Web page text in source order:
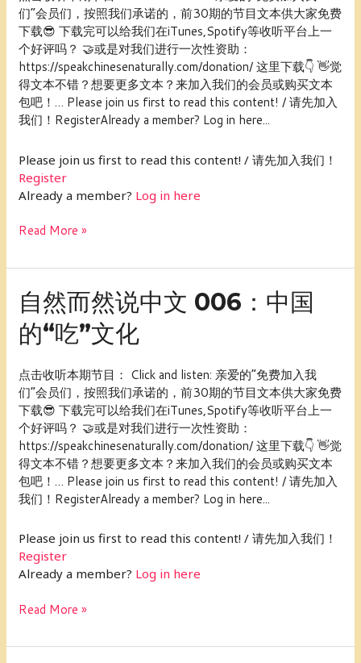
们”会员们，按照我们承诺的，前30期的节目文本供大家免费
下载😎 下载完可以给我们在iTunes,Spotify等收听平台上一
个好评吗？ 🤝或是对我们进行一次性资助：
https://speakchinesenaturally.com/donation/ 这里下载👇 👋觉
得文本不错？想要更多文本？来加入我们的会员或购买文本
包吧！… Please join us first to read this content! / 请先加入
我们！RegisterAlready a member? Log in here...
Please join us first to read this content! / 请先加入我们！
Register
Already a member? Log in here
中
文
007：
拿
什
么
拯
救
的
拖
延
(上)
Read More »
自然而然说中文 006：中国
的“吃”文化
点击收听本期节目： Click and listen: 亲爱的“免费加入我
们”会员们，按照我们承诺的，前30期的节目文本供大家免费
下载😎 下载完可以给我们在iTunes,Spotify等收听平台上一
个好评吗？ 🤝或是对我们进行一次性资助：
https://speakchinesenaturally.com/donation/ 这里下载👇 👋觉
得文本不错？想要更多文本？来加入我们的会员或购买文本
包吧！… Please join us first to read this content! / 请先加入
我们！RegisterAlready a member? Log in here...
Please join us first to read this content! / 请先加入我们！
Register
Already a member? Log in here
自
然
而
然
说
中
文
006：
中
国
的“吃”文
化
Read More »